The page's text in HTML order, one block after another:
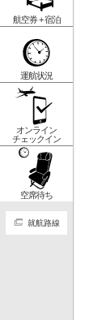
航空券 + 宿泊
運航状況
オンライン
チェックイン
空席待ち
就航路線